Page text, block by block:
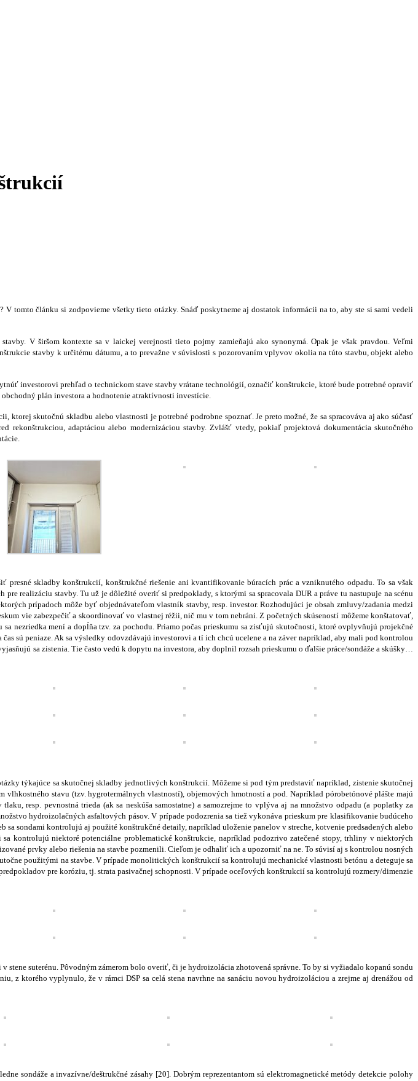
tomto článku si zodpovieme všetky tieto otázky. Snáď poskytneme aj dostatok informácii na to, aby ste si sami vedeli
V širšom kontexte sa v laickej verejnosti tieto pojmy zamieňajú ako synonymá. Opak je však pravdou. Veľmi
stavby k určitému dátumu, a to prevažne v súvislosti s pozorovaním vplyvov okolia na túto stavbu, objekt alebo
investorovi prehľad o technickom stave stavby vrátane technológií, označiť konštrukcie, ktoré bude potrebné opraviť
plán investora a hodnotenie atraktívnosti investície.
ktorej skutočnú skladbu alebo vlastnosti je potrebné podrobne spoznať. Je preto možné, že sa spracováva aj ako súčasť
rekonštrukciou, adaptáciou alebo modernizáciou stavby. Zvlášť vtedy, pokiaľ projektová dokumentácia skutočného
skladby konštrukcií, konštrukčné riešenie ani kvantifikovanie búracích prác a vzniknutého odpadu. To sa však
realizáciu stavby. Tu už je dôležité overiť si predpoklady, s ktorými sa spracovala DUR a práve tu nastupuje na scénu
prípadoch môže byť objednávateľom vlastník stavby, resp. investor. Rozhodujúci je obsah zmluvy/zadania medzi
vie zabezpečiť a skoordinovať vo vlastnej réžii, nič mu v tom nebráni. Z početných skúseností môžeme konštatovať,
nezriedka mení a dopĺňa tzv. za pochodu. Priamo počas prieskumu sa zisťujú skutočnosti, ktoré ovplyvňujú projekčné
sú peniaze. Ak sa výsledky odovzdávajú investorovi a tí ich chcú ucelene a na záver napríklad, aby mali pod kontrolou
sa zistenia. Tie často vedú k dopytu na investora, aby doplnil rozsah prieskumu o ďalšie práce/sondáže a skúšky…
týkajúce sa skutočnej skladby jednotlivých konštrukcií. Môžeme si pod tým predstaviť napríklad, zistenie skutočnej
stavu (tzv. hygrotermálnych vlastností), objemových hmotností a pod. Napríklad pórobetónové plášte majú
resp. pevnostná trieda (ak sa neskúša samostatne) a samozrejme to vplýva aj na množstvo odpadu (a poplatky za
hydroizolačných asfaltových pásov. V prípade podozrenia sa tiež vykonáva prieskum pre klasifikovanie budúceho
sondami kontrolujú aj použité konštrukčné detaily, napríklad uloženie panelov v streche, kotvenie predsadených alebo
kontrolujú niektoré potenciálne problematické konštrukcie, napríklad podozrivo zatečené stopy, trhliny v niektorých
prvky alebo riešenia na stavbe pozmenili. Cieľom je odhaliť ich a upozorniť na ne. To súvisí aj s kontrolou nosných
použitými na stavbe. V prípade monolitických konštrukcií sa kontrolujú mechanické vlastnosti betónu a deteguje sa
pre koróziu, tj. strata pasivačnej schopnosti. V prípade oceľových konštrukcií sa kontrolujú rozmery/dimenzie
suterénu. Pôvodným zámerom bolo overiť, či je hydroizolácia zhotovená správne. To by si vyžiadalo kopanú sondu
z ktorého vyplynulo, že v rámci DSP sa celá stena navrhne na sanáciu novou hydroizoláciou a zrejme aj drenážou od
sondáže a invazívne/deštrukčné zásahy [20]. Dobrým reprezentantom sú elektromagnetické metódy detekcie polohy